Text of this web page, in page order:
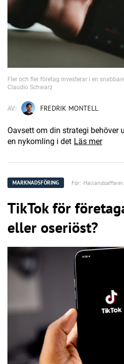
Fler och fler företag investerar i en
Claudio Schwarz
AV: FREDRIK MONTELL
Oavsett om din strategi behöver
en nykomling i det Läs mer
MARKNADSFÖRING För:
TikTok för
eller oseriöst?